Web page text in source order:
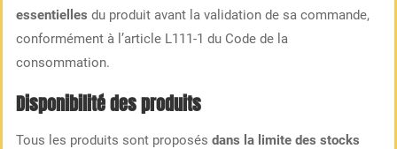
essentielles du produit avant la validation de sa commande,
conformément à l’article L111-1 du Code de la
consommation.
Disponibilité des produits
Tous les produits sont proposés dans la limite des stocks